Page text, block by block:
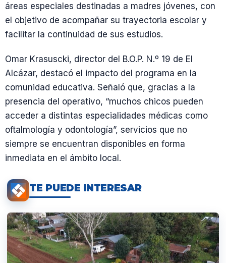
áreas especiales destinadas a madres jóvenes, con
el objetivo de acompañar su trayectoria escolar y
facilitar la continuidad de sus estudios.
Omar Krasuscki, director del B.O.P. N.º 19 de El
Alcázar, destacó el impacto del programa en la
comunidad educativa. Señaló que, gracias a la
presencia del operativo, “muchos chicos pueden
acceder a distintas especialidades médicas como
oftalmología y odontología”, servicios que no
siempre se encuentran disponibles en forma
inmediata en el ámbito local.
TE PUEDE INTERESAR